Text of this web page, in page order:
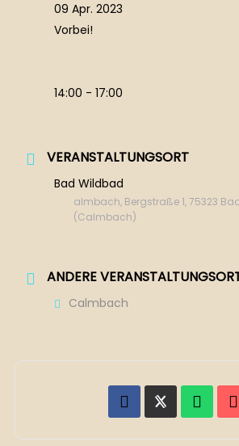
09 Apr. 2023
Vorbei!
14:00 - 17:00
VERANSTALTUNGSORT
Bad Wildbad
almbach, Bergstraße 1, 75323
(Calmbach)
ANDERE
Calmbach